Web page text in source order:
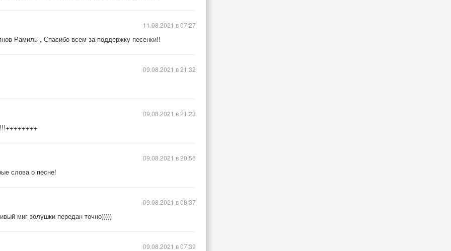
Рамиль , Спасибо всем за поддержку песенки!!
11.08.2021 в 07:27
09.08.2021 в 21:32
09.08.2021 в 21:23
слова о песне!
09.08.2021 в 20:56
миг золушки передан точно)))))
09.08.2021 в 08:37
09.08.2021 в 07:39